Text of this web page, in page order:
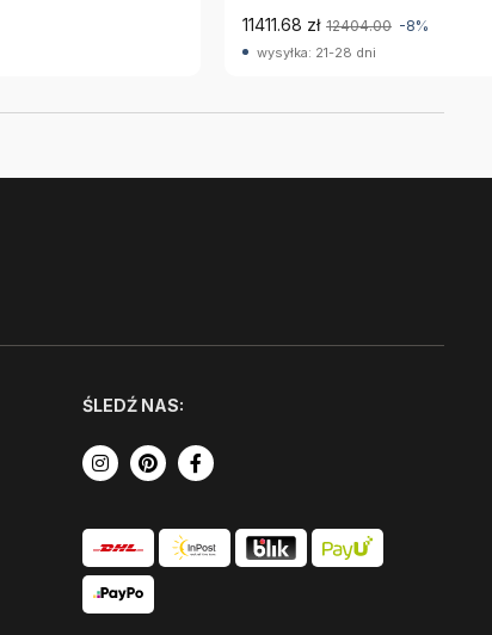
11411.68 zł 12404.00 -8%
wysyłka: 21-28 dni
ŚLEDŹ NAS: